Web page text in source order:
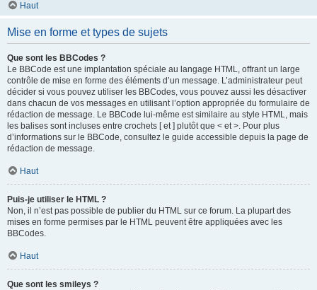
Haut
Mise en forme et types de sujets
Que sont les BBCodes ?
Le BBCode est une implantation spéciale au langage HTML, offrant un large
contrôle de mise en forme des éléments d’un message. L’administrateur peut
décider si vous pouvez utiliser les BBCodes, vous pouvez aussi les désactiver
dans chacun de vos messages en utilisant l’option appropriée du formulaire de
rédaction de message. Le BBCode lui-même est similaire au style HTML, mais
les balises sont incluses entre crochets [ et ] plutôt que < et >. Pour plus
d’informations sur le BBCode, consultez le guide accessible depuis la page de
rédaction de message.
Haut
Puis-je utiliser le HTML ?
Non, il n’est pas possible de publier du HTML sur ce forum. La plupart des
mises en forme permises par le HTML peuvent être appliquées avec les
BBCodes.
Haut
Que sont les smileys ?